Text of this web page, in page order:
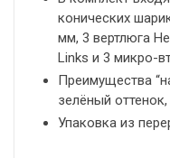
конических
мм, 3 вертлюга
Links и 3 микро-
Преимущества
зелёный
Упаковка из